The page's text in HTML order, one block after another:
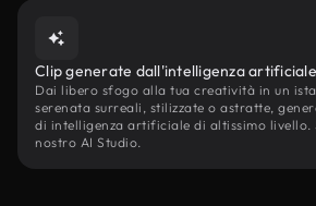
Clip generate dall'intelligenza artificiale
Dai libero sfogo alla tua creatività in un
serenata surreali, stilizzate o astratte,
di intelligenza artificiale di altissimo livello.
nostro AI Studio.